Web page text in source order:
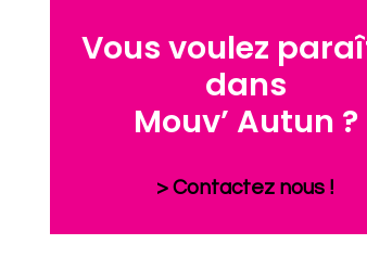
Vous voulez
dans
Mouv’ Autun ?
> Contactez nous !